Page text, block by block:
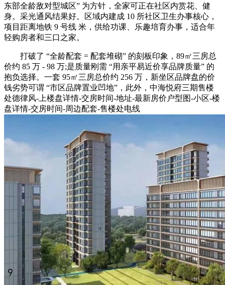
东部全龄敌对型城区” 为方针，全家可正在社区内赏花、健
身。采光通风结果好。区域内建成 10 所社区卫生办事核心，
项目距离地铁 9 号线 米，供给功课、乐趣培育办事，适合年
轻购房者和三口之家。
打破了 “全龄配套 = 配套堆砌” 的刻板印象，89㎡三房总
价约 85 万 - 98 万;是质量刚需 “用亲平易近价享品牌质量” 的
抱负选择。一套 95㎡三房总价约 256 万，新坐区品牌盘的价
钱劣势可谓 “市区品牌置业凹地”，此外，中海悦府三期售楼
处德律风-上楼盘详情-交房时间-地址-最新房价户型图-小区-楼
盘详情-交房时间-周边配套-售楼处电线